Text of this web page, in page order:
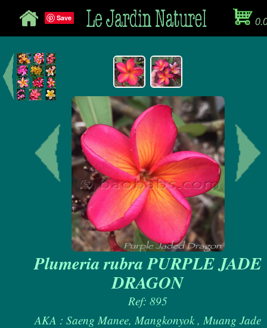
Save
Plumeria rubra PURPLE JADE
DRAGON
Ref: 895
AKA : Saeng Manee, Mangkonyok , Muang Jade